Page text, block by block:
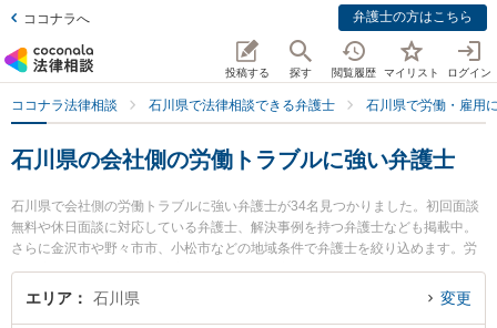
ココナラへ 弁護士の方はこちら
投稿する 探す 閲覧履歴 マイリスト ログイン
ココナラ法律相談 石川県で法律相談できる弁護士 石川県で労働・雇用
石川県の会社側の労働トラブルに強い弁護士
石川県で会社側の労働トラブルに強い弁護士が34名見つかりました。初回面談
無料や休日面談に対応している弁護士、解決事例を持つ弁護士なども掲載中。
さらに金沢市や野々市市、小松市などの地域条件で弁護士を絞り込めます。労
働・雇用に関係する不当解雇や退職勧奨、内定取消等の細かな分野での絞り込
み検索もでき便利です。特にベリーベスト法律事務所 金沢オフィスの北川 茂樹
エリア 石川県 変更